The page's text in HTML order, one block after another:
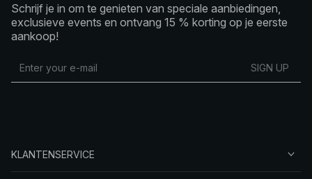
Schrijf je in om te genieten van speciale aanbiedingen,
exclusieve events en ontvang 15 % korting op je eerste
aankoop!
SIGN UP
KLANTENSERVICE